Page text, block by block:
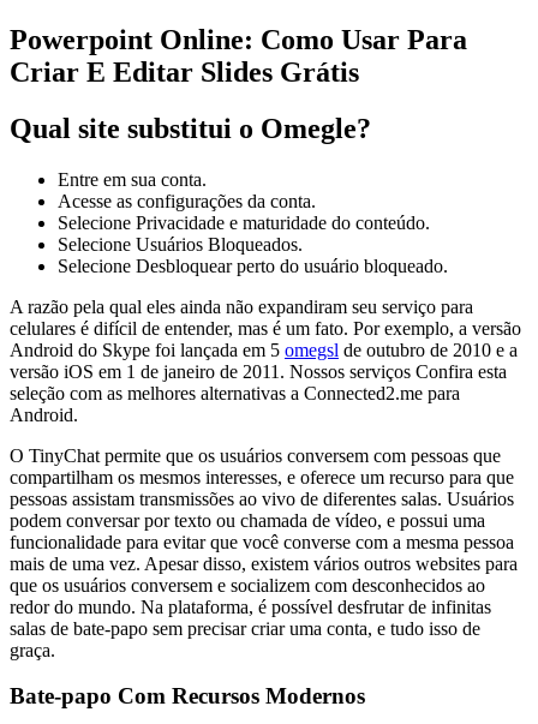
Powerpoint Online: Como Usar Para
Criar E Editar Slides Grátis
Qual site substitui o Omegle?
Entre em sua conta.
Acesse as configurações da conta.
Selecione Privacidade e maturidade do conteúdo.
Selecione Usuários Bloqueados.
Selecione Desbloquear perto do usuário bloqueado.
A razão pela qual eles ainda não expandiram seu serviço para
celulares é difícil de entender, mas é um fato. Por exemplo, a versão
Android do Skype foi lançada em 5 omegsl de outubro de 2010 e a
versão iOS em 1 de janeiro de 2011. Nossos serviços Confira esta
seleção com as melhores alternativas a Connected2.me para
Android.
O TinyChat permite que os usuários conversem com pessoas que
compartilham os mesmos interesses, e oferece um recurso para que
pessoas assistam transmissões ao vivo de diferentes salas. Usuários
podem conversar por texto ou chamada de vídeo, e possui uma
funcionalidade para evitar que você converse com a mesma pessoa
mais de uma vez. Apesar disso, existem vários outros websites para
que os usuários conversem e socializem com desconhecidos ao
redor do mundo. Na plataforma, é possível desfrutar de infinitas
salas de bate-papo sem precisar criar uma conta, e tudo isso de
graça.
Bate-papo Com Recursos Modernos